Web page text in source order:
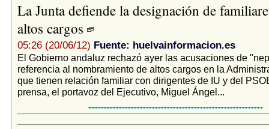
La Junta defiende la designación de
altos cargos
05:26 (20/06/12) Fuente: huelvainformacion.es
El Gobierno andaluz rechazó ayer las acusaciones de
referencia al nombramiento de altos cargos en la
que tienen relación familiar con dirigentes de IU y del
prensa, el portavoz del Ejecutivo, Miguel Ángel...